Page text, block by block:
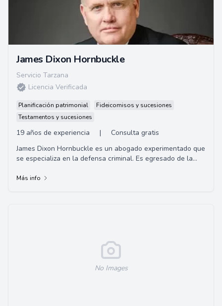
James Dixon Hornbuckle
Servicio Tarzana
Licencia Verificada
Planificación patrimonial
Fideicomisos y sucesiones
Testamentos y sucesiones
19 años de experiencia |
Consulta gratis
James Dixon Hornbuckle es un abogado experimentado que
se especializa en la defensa criminal. Es egresado de la
Más info
No Images